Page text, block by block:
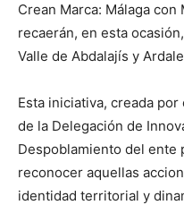
Crean Marca: Málaga con
recaerán, en esta
Valle de Abdalajís y
Esta iniciativa, creada
de la Delegación de
Despoblamiento del ente
reconocer aquellas
identidad territorial y